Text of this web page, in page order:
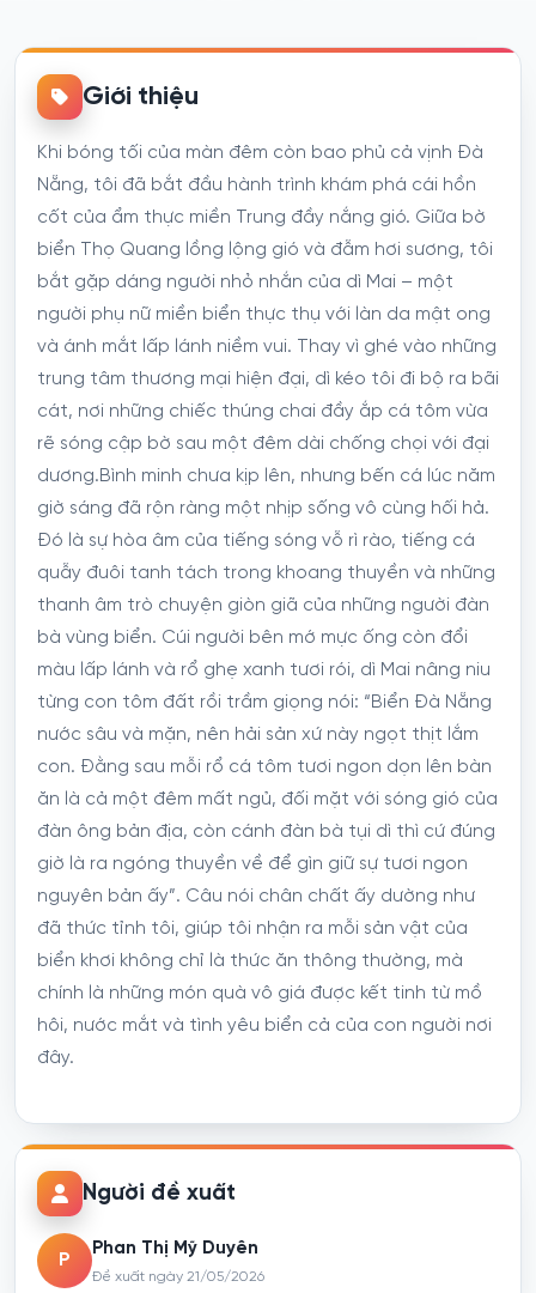
Giới thiệu
Khi bóng tối của màn đêm còn bao phủ cả vịnh Đà
Nẵng, tôi đã bắt đầu hành trình khám phá cái hồn
cốt của ẩm thực miền Trung đầy nắng gió. Giữa bờ
biển Thọ Quang lồng lộng gió và đẫm hơi sương, tôi
bắt gặp dáng người nhỏ nhắn của dì Mai – một
người phụ nữ miền biển thực thụ với làn da mật ong
và ánh mắt lấp lánh niềm vui. Thay vì ghé vào những
trung tâm thương mại hiện đại, dì kéo tôi đi bộ ra bãi
cát, nơi những chiếc thúng chai đầy ắp cá tôm vừa
rẽ sóng cập bờ sau một đêm dài chống chọi với đại
dương.Bình minh chưa kịp lên, nhưng bến cá lúc năm
giờ sáng đã rộn ràng một nhịp sống vô cùng hối hả.
Đó là sự hòa âm của tiếng sóng vỗ rì rào, tiếng cá
quẫy đuôi tanh tách trong khoang thuyền và những
thanh âm trò chuyện giòn giã của những người đàn
bà vùng biển. Cúi người bên mớ mực ống còn đổi
màu lấp lánh và rổ ghẹ xanh tươi rói, dì Mai nâng niu
từng con tôm đất rồi trầm giọng nói: “Biển Đà Nẵng
nước sâu và mặn, nên hải sản xứ này ngọt thịt lắm
con. Đằng sau mỗi rổ cá tôm tươi ngon dọn lên bàn
ăn là cả một đêm mất ngủ, đối mặt với sóng gió của
đàn ông bản địa, còn cánh đàn bà tụi dì thì cứ đúng
giờ là ra ngóng thuyền về để gìn giữ sự tươi ngon
nguyên bản ấy”. Câu nói chân chất ấy dường như
đã thức tỉnh tôi, giúp tôi nhận ra mỗi sản vật của
biển khơi không chỉ là thức ăn thông thường, mà
chính là những món quà vô giá được kết tinh từ mồ
hôi, nước mắt và tình yêu biển cả của con người nơi
đây.
Người đề xuất
P
Phan Thị Mỹ Duyên
Đề xuất ngày 21/05/2026